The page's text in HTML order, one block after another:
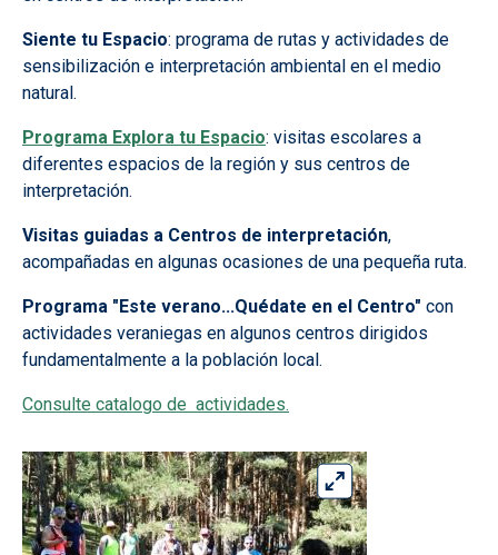
Siente tu Espacio: programa de rutas y actividades de
sensibilización e interpretación ambiental en el medio
natural.
Programa Explora tu Espacio: visitas escolares a
diferentes espacios de la región y sus centros de
interpretación.
Visitas guiadas a Centros de interpretación,
acompañadas en algunas ocasiones de una pequeña ruta.
Programa "Este verano...Quédate en el Centro" con
actividades veraniegas en algunos centros dirigidos
fundamentalmente a la población local.
Consulte catalogo de actividades.